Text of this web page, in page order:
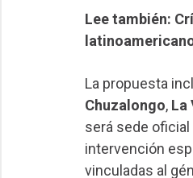
Lee también:
La propuesta
Chuzalongo, La
será sede
intervención
vinculadas al